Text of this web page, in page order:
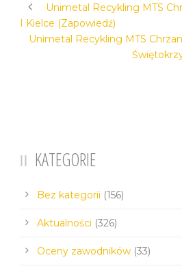
Unimetal Recykling MTS
I Kielce (Zapowiedź)
Unimetal Recykling MTS
KATEGORIE
Bez kategorii (156)
Aktualności (326)
Oceny zawodników (33)